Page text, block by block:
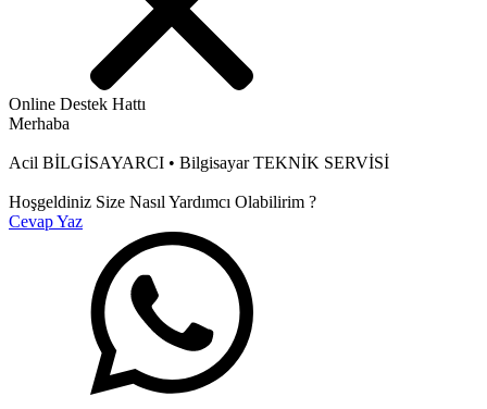
Online Destek Hattı
Merhaba
Acil BİLGİSAYARCI • Bilgisayar TEKNİK SERVİSİ
Hoşgeldiniz Size Nasıl Yardımcı Olabilirim ?
Cevap Yaz